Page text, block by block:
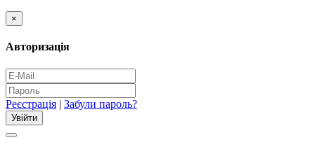
×
Авторизація
Реєстрація | Забули пароль?